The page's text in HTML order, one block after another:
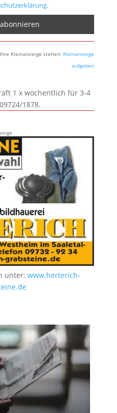
Kleinanzeige stehen: Kleinanzeige
aufgeben
1 x wöchentlich für 3-4
1878.
unter:www.herterich-